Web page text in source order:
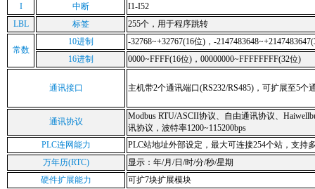
I
中断
I1-I52
LBL
标签 255个，用于程序跳转
常数
10进制
-32768~+32767(16位)，-
16进制
0000~FFFF(16位)，00000000~FFFFFFFF(32位)
通讯接口 主机带2个通讯端口(RS232/RS485)，可扩展至5个
通讯协议
Modbus RTU/ASCII协议、自由通讯协议、
讯协议，波特率1200~115200bps
PLC连网能力
PLC站地址外部设定，最大可连接254个站，支持
万年历(RTC)
显示：年/月/日/时/分/秒/星期
硬件扩展能力
可扩7块扩展模块